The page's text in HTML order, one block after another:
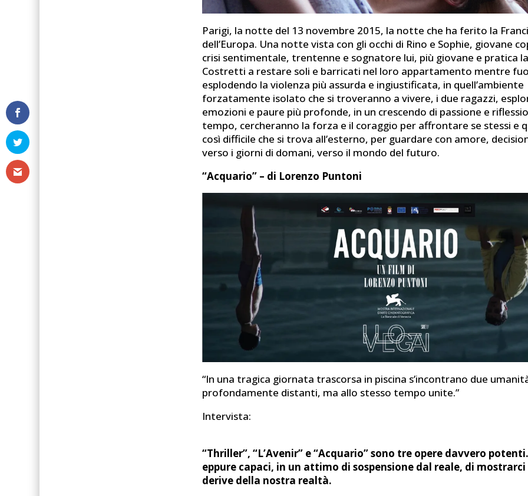
Parigi, la notte del 13 novembre 2015, la notte che ha ferito la
dell’Europa. Una notte vista con gli occhi di Rino e Sophie, giovane
crisi sentimentale, trentenne e sognatore lui, più giovane e pratica
Costretti a restare soli e barricati nel loro appartamento mentre
esplodendo la violenza più assurda e ingiustificata, in quell’ambiente
forzatamente isolato che si troveranno a vivere, i due ragazzi,
emozioni e paure più profonde, in un crescendo di passione e
tempo, cercheranno la forza e il coraggio per affrontare se stessi e
così difficile che si trova all’esterno, per guardare con amore,
verso i giorni di domani, verso il mondo del futuro.
“Acquario” – di Lorenzo Puntoni
“In una tragica giornata trascorsa in piscina s’incontrano due
profondamente distanti, ma allo stesso tempo unite.”
Intervista:
“Thriller”, “L’Avenir” e “Acquario” sono tre opere davvero
eppure capaci, in un attimo di sospensione dal reale, di
derive della nostra realtà.